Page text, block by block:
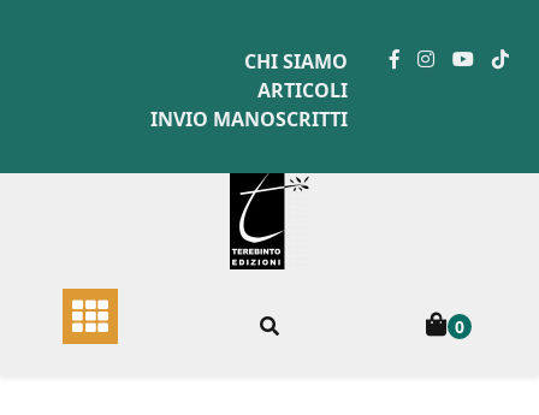
CHI SIAMO
ARTICOLI
INVIO MANOSCRITTI
0